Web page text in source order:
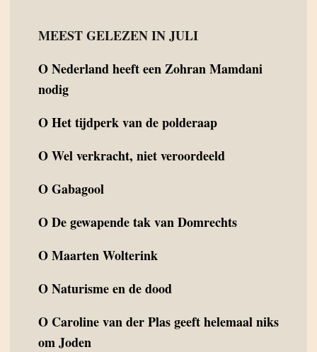
MEEST GELEZEN IN JULI
ONederland heeft een Zohran Mamdani
nodig
OHet tijdperk van de polderaap
OWel verkracht, niet veroordeeld
OGabagool
ODe gewapende tak van Domrechts
OMaarten Wolterink
ONaturisme en de dood
O Caroline van der Plas geeft helemaal niks
om Joden